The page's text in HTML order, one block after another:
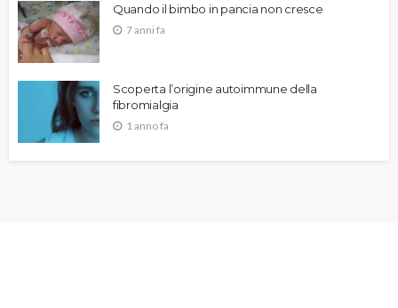
Quando il bimbo in pancia non cresce
7 anni fa
Scoperta l’origine autoimmune della
fibromialgia
1 anno fa